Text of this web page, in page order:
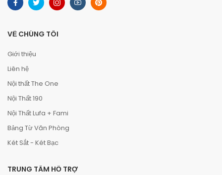
VỀ CHÚNG TÔI
Giới thiệu
Liên hệ
Nội thất The One
Nội Thất 190
Nội Thất Lufa + Fami
Bảng Từ Văn Phòng
Két Sắt - Két Bạc
TRUNG TÂM HỖ TRỢ